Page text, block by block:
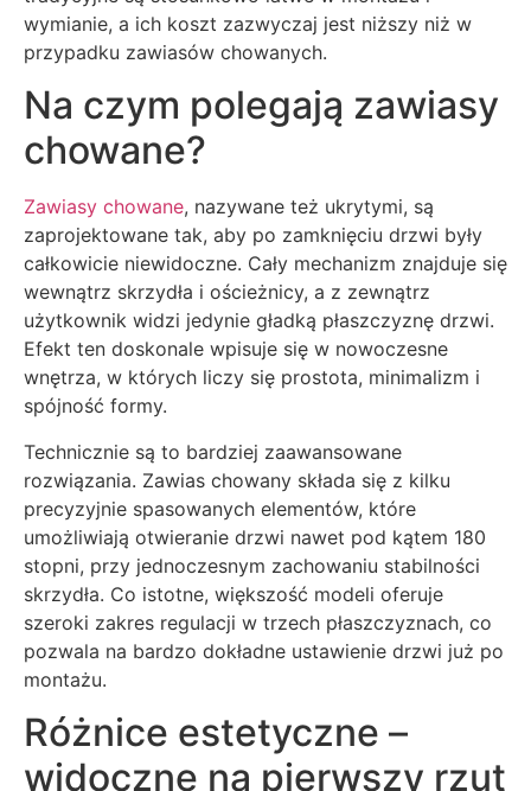
wymianie, a ich koszt zazwyczaj jest niższy niż w
przypadku zawiasów chowanych.
Na czym polegają zawiasy
chowane?
Zawiasy chowane, nazywane też ukrytymi, są
zaprojektowane tak, aby po zamknięciu drzwi były
całkowicie niewidoczne. Cały mechanizm znajduje się
wewnątrz skrzydła i ościeżnicy, a z zewnątrz
użytkownik widzi jedynie gładką płaszczyznę drzwi.
Efekt ten doskonale wpisuje się w nowoczesne
wnętrza, w których liczy się prostota, minimalizm i
spójność formy.
Technicznie są to bardziej zaawansowane
rozwiązania. Zawias chowany składa się z kilku
precyzyjnie spasowanych elementów, które
umożliwiają otwieranie drzwi nawet pod kątem 180
stopni, przy jednoczesnym zachowaniu stabilności
skrzydła. Co istotne, większość modeli oferuje
szeroki zakres regulacji w trzech płaszczyznach, co
pozwala na bardzo dokładne ustawienie drzwi już po
montażu.
Różnice estetyczne –
widoczne na pierwszy rzut